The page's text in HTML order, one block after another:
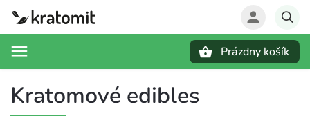
Prázdny košík
Kratomové edibles